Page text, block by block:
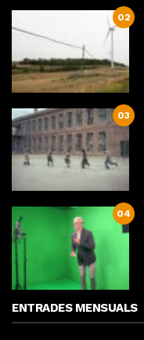
02
03
04
ENTRADES MENSUALS